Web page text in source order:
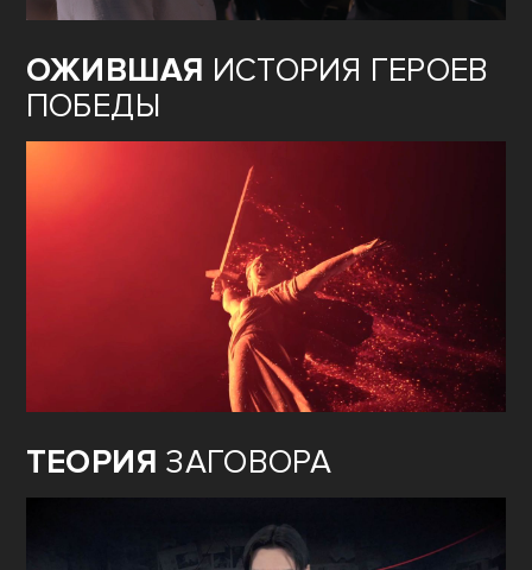
ОЖИВШАЯ ИСТОРИЯ ГЕРОЕВ
ПОБЕДЫ
ТЕОРИЯ ЗАГОВОРА